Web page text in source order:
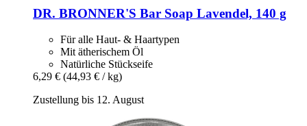
DR. BRONNER'S Bar Soap Lavendel, 140 g
Für alle Haut- & Haartypen
Mit ätherischem Öl
Natürliche Stückseife
6,29 € (44,93 € / kg)
Zustellung bis 12. August